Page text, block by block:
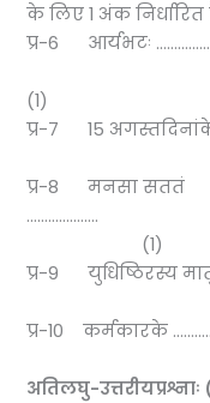
के लिए 1 अंक निर्धारित
प्र-6 आर्यभटः
(1)
प्र-7 15
प्र-8 मनसा सततं
(1)
प्र-9 युधिष्ठिरस्य
प्र-10 कर्मकारके
अतिलघु-उत्तरीयप्रश्नाः